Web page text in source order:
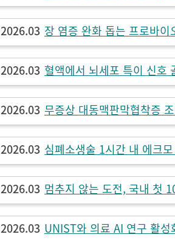
2026.03 장 염증 완화 돕는 프로바이
2026.03 혈액에서 뇌세포 특이 신호
2026.03 무증상 대동맥판막협착증
2026.03 심폐소생술 1시간 내 에크
2026.03 멈추지 않는 도전, 국내 첫
2026.03 UNIST와 의료 AI 연구 활성